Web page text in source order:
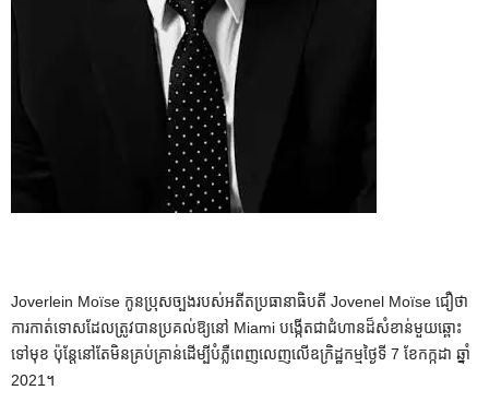
Joverlein Moïse កូនប្រុសច្បងរបស់អតីតប្រធានាធិបតី Jovenel Moïse ជឿថា
ការកាត់ទោសដែលត្រូវបានប្រគល់ឱ្យនៅ Miami បង្កើតជាជំហានដ៏សំខាន់មួយឆ្ពោះ
ទៅមុខ ប៉ុន្តែនៅតែមិនគ្រប់គ្រាន់ដើម្បីបំភ្លឺពេញលេញលើឧក្រិដ្ឋកម្មថ្ងៃទី 7 ខែកក្កដា ឆ្នាំ
2021។